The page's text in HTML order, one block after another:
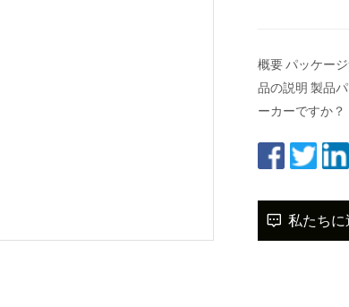
概要 パッケー
品の説明 製品
ーカーですか？
私たち